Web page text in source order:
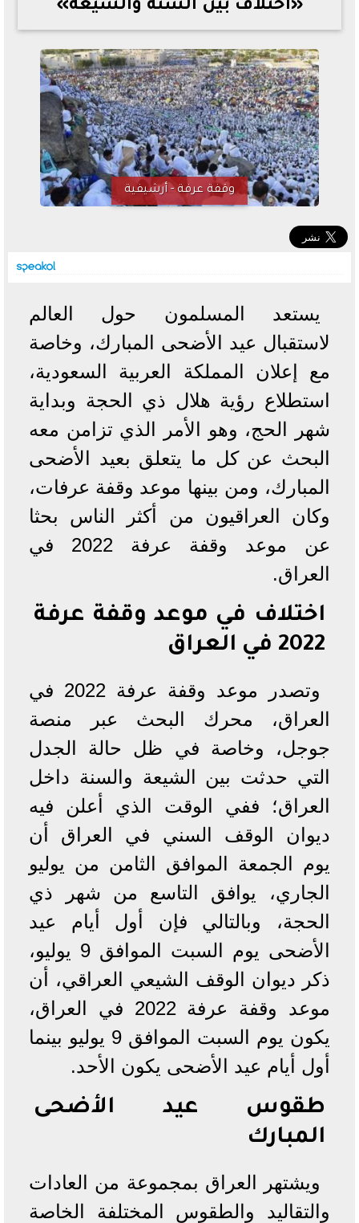
تصرف مثير من ميسي ونجوم الأرجنتين قبل مواجهة مصر
- 2026
تحسن حالة فضل شاكر الصحية وخروجه من المستشفى |
تفاصيل
أسعار الحديد والأسمنت اليوم الإثنين 6 - 7 - 2026
«اختلاف بين السنة والشيعة»
وقفة عرفة - أرشيفية
يستعد المسلمون حول العالم
لاستقبال عيد الأضحى المبارك، وخاصة
مع إعلان المملكة العربية السعودية،
استطلاع رؤية هلال ذي الحجة وبداية
شهر الحج، وهو الأمر الذي تزامن معه
البحث عن كل ما يتعلق بعيد الأضحى
المبارك، ومن بينها موعد وقفة عرفات،
وكان العراقيون من أكثر الناس بحثا
عن موعد وقفة عرفة 2022 في
العراق.
اختلاف في موعد وقفة عرفة
2022 في العراق
وتصدر موعد وقفة عرفة 2022 في
العراق، محرك البحث عبر منصة
جوجل، وخاصة في ظل حالة الجدل
التي حدثت بين الشيعة والسنة داخل
العراق؛ ففي الوقت الذي أعلن فيه
ديوان الوقف السني في العراق أن
يوم الجمعة الموافق الثامن من يوليو
الجاري، يوافق التاسع من شهر ذي
الحجة، وبالتالي فإن أول أيام عيد
الأضحى يوم السبت الموافق 9 يوليو،
ذكر ديوان الوقف الشيعي العراقي، أن
موعد وقفة عرفة 2022 في العراق،
يكون يوم السبت الموافق 9 يوليو بينما
أول أيام عيد الأضحى يكون الأحد.
طقوس عيد الأضحى
المبارك
ويشتهر العراق بمجموعة من العادات
والتقاليد والطقوس المختلفة الخاصة